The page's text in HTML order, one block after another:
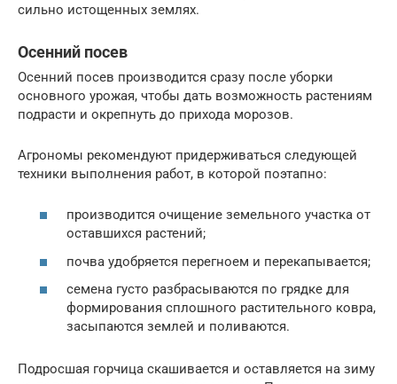
сильно истощенных землях.
Осенний посев
Осенний посев производится сразу после уборки
основного урожая, чтобы дать возможность растениям
подрасти и окрепнуть до прихода морозов.
Агрономы рекомендуют придерживаться следующей
техники выполнения работ, в которой поэтапно:
производится очищение земельного участка от
оставшихся растений;
почва удобряется перегноем и перекапывается;
семена густо разбрасываются по грядке для
формирования сплошного растительного ковра,
засыпаются землей и поливаются.
Подросшая горчица скашивается и оставляется на зиму